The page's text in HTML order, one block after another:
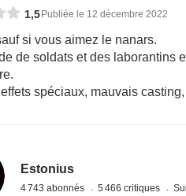
1,5 Publiée le 12 décembre 2022
si vous aimez le nanars.
de soldats et des laborantins
spéciaux, mauvais
Estonius
4 743 abonnés 5 466 critiques